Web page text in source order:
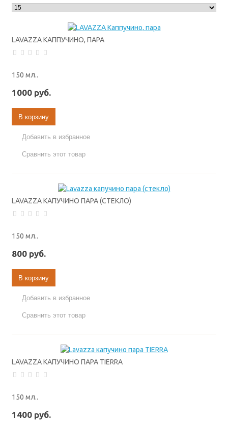
LAVAZZA КАППУЧИНО, ПАРА
150 мл..
1000 руб.
В корзину
Добавить в избранное
Сравнить этот товар
LAVAZZA КАПУЧИНО ПАРА (СТЕКЛО)
150 мл..
800 руб.
В корзину
Добавить в избранное
Сравнить этот товар
LAVAZZA КАПУЧИНО ПАРА TIERRA
150 мл..
1400 руб.